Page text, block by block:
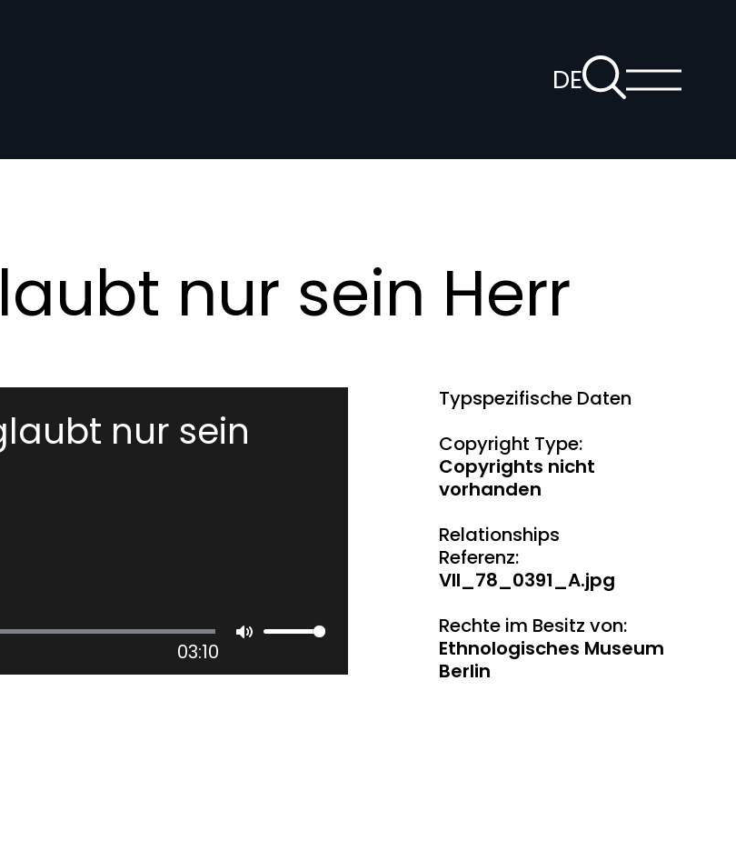
DEZur
Suchseite
nur sein Herr
nur sein
03:10
Typspezifische Daten
Copyright Type:
Copyrights nicht
vorhanden
Relationships
Referenz:
VII_78_0391_A.jpg
Rechte im Besitz von:
Ethnologisches Museum
Berlin